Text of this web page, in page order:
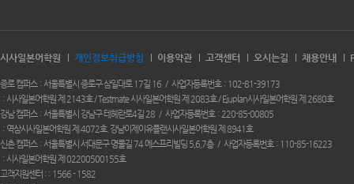
시사일본어학원 개인정보취급방침 이용약관 고객센터 오시는길 채용안내
종로 캠퍼스 서울특별시 종로구 삼일대로 17길 16 사업자등록번호
102-81-39173
시사일본어학원 제 2143호 / Testmate 시사일본어학원 제 2083호 / Ejuplan시사일본어학원 제 2680호
강남 캠퍼스
서울특별시 강남구 테헤란로4길 28 사업자등록번호
220-85-00805
역삼시사일본어학원 제 4072호. 강남이제이유플랜시사일본어학원 제 8941호
신촌 캠퍼스
서울특별시 서대문구 명물길 74 에스프리빌딩 5,6,7층 사업자등록번호
110-85-16223
시사일본어학원 제 02200500155호
고객지원센터 :
1566 - 1582